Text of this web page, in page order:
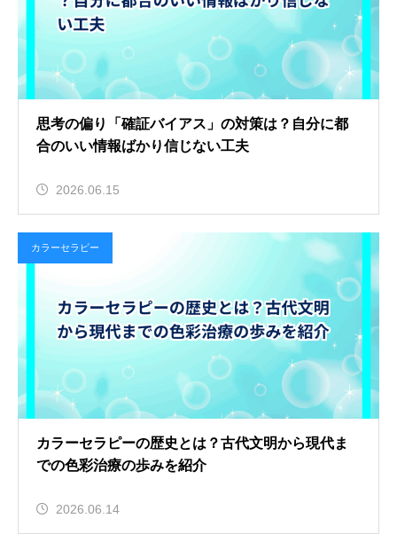
思考の偏り「確証バイアス」の対策は？自分に都
合のいい情報ばかり信じない工夫
2026.06.15
カラーセラピー
カラーセラピーの歴史とは？古代文明から現代ま
での色彩治療の歩みを紹介
2026.06.14